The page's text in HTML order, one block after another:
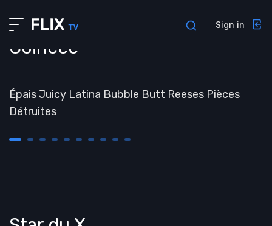
Profile
Contacts
Admin pages
Privacy policy
Sign in
Sign in
Coincée
##TEMPS
Épais Juicy Latina Bubble Butt Reeses Pièces
Détruites